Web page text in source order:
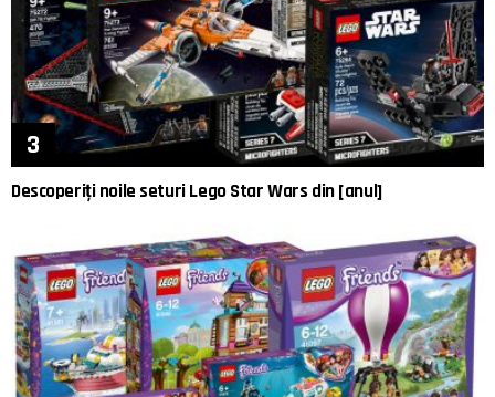
Descoperiți noile seturi Lego Star Wars din [anul]